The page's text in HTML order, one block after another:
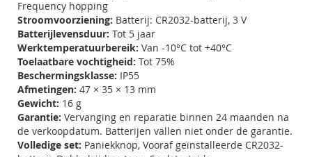
Frequency hopping
Stroomvoorziening: Batterij: CR2032-batterij, 3 V
Batterijlevensduur: Tot 5 jaar
Werktemperatuurbereik: Van -10°C tot +40°C
Toelaatbare vochtigheid: Tot 75%
Beschermingsklasse: IP55
Afmetingen: 47 × 35 × 13 mm
Gewicht: 16 g
Garantie: Vervanging en reparatie binnen 24 maanden na
de verkoopdatum. Batterijen vallen niet onder de garantie.
Volledige set: Paniekknop, Vooraf geïnstalleerde CR2032-